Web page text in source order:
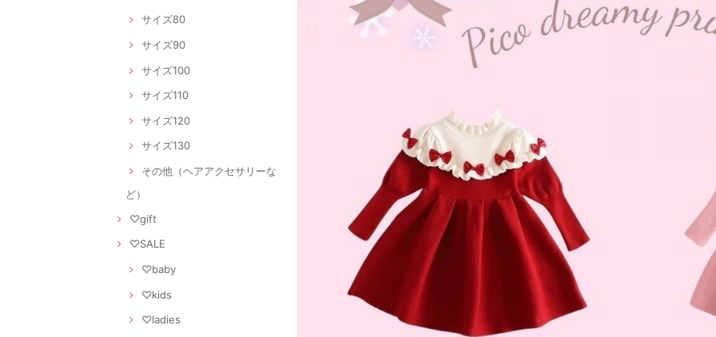
サイズ80
サイズ90
サイズ100
サイズ110
サイズ120
サイズ130
その他（ヘアアクセサリーな
ど）
♡gift
♡SALE
♡baby
♡kids
♡ladies